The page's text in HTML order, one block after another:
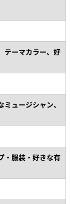
テーマカラー、好
ュージシャン、
・服装・好きな有